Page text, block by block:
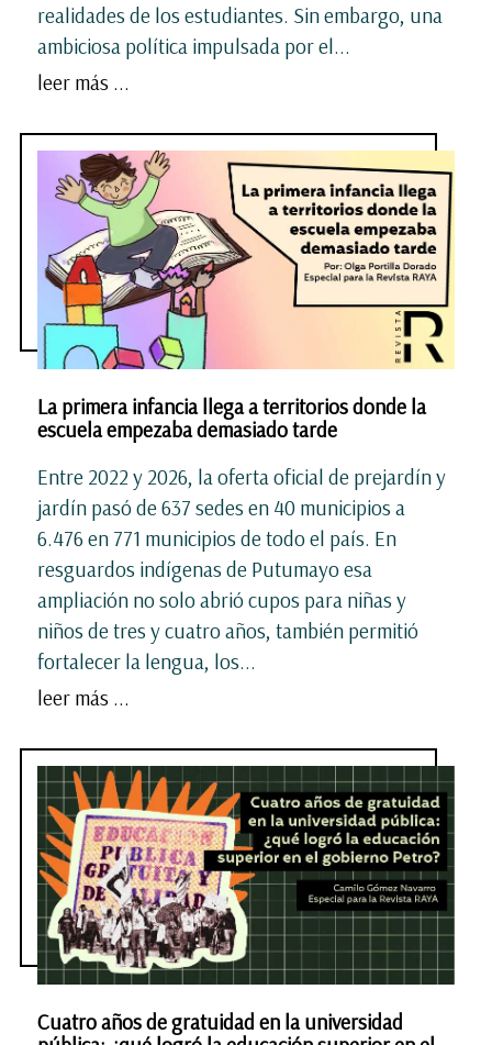
realidades de los estudiantes. Sin embargo, una
ambiciosa política impulsada por el...
leer más ...
La primera infancia llega a territorios donde la
escuela empezaba demasiado tarde
Entre 2022 y 2026, la oferta oficial de prejardín y
jardín pasó de 637 sedes en 40 municipios a
6.476 en 771 municipios de todo el país. En
resguardos indígenas de Putumayo esa
ampliación no solo abrió cupos para niñas y
niños de tres y cuatro años, también permitió
fortalecer la lengua, los...
leer más ...
Cuatro años de gratuidad en la universidad